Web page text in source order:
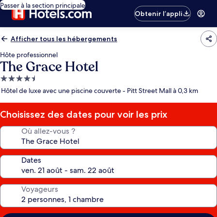
Passer à la section principale
Obtenir l’appli
Afficher tous les hébergements
Hôte professionnel
The Grace Hotel
Hébergement
4.5 étoiles
Hôtel de luxe avec une piscine couverte - Pitt Street Mall à 0,3 km
Choisissez des dates pour voir les prix
Où allez-vous ?
Dates
Voyageurs